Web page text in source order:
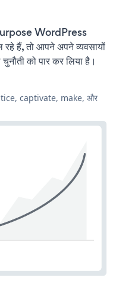
WordPress
हैं, तो आपने अपने व्यवसायों
को पार कर लिया है।
captivate, make, और